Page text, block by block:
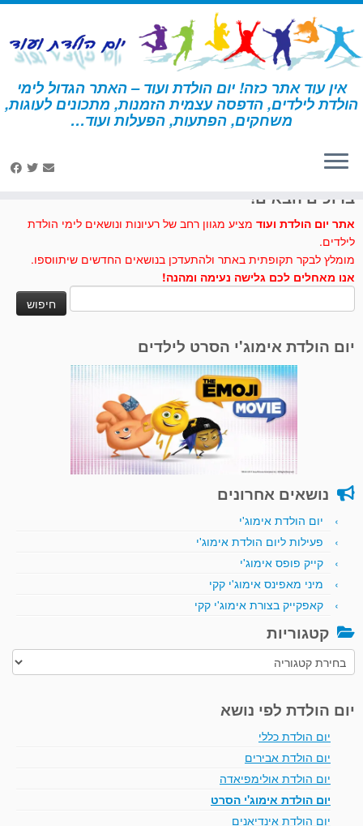
דלג
לתוכן
אין עוד אתר כזה! יום הולדת ועוד – האתר הגדול לימי
הולדת לילדים, הדפסה עצמית הזמנות, מתכונים לעוגות,
משחקים, הפתעות, הפעלות ועוד… דף הבית » מתכונים לעוגות וכיבוד » עוגיות בננה
ברוכים הבאים!
אתר יום הולדת ועוד מציע מגוון רחב של רעיונות ונושאים לימי הולדת
לילדים.
מומלץ לבקר תקופתית באתר ולהתעדכן בנושאים החדשים שיתווספו.
אנו מאחלים לכם גלישה נעימה ומהנה!
יום הולדת אימוג'י הסרט לילדים
נושאים אחרונים
יום הולדת אימוג'י
פעילות ליום הולדת אימוג'י
קייק פופס אימוג'י
מיני מאפינס אימוג'י קקי
קאפקייק בצורת אימוג'י קקי
קטגוריות
קטגוריות
יום הולדת לפי נושא
יום הולדת כללי
יום הולדת אבירים
יום הולדת אולימפיאדה
יום הולדת אימוג'י הסרט
יום הולדת אינדיאנים